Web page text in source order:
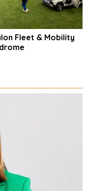
Fleet & Mobility